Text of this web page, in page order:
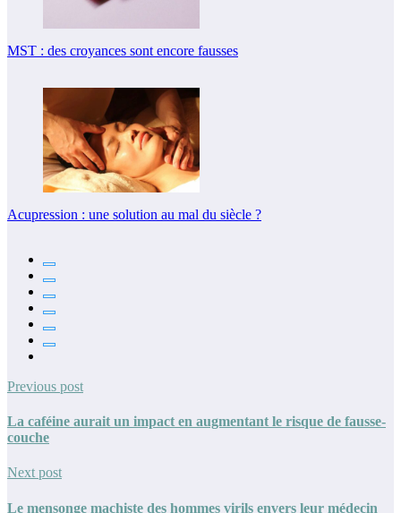
MST : des croyances sont encore fausses
Acupression : une solution au mal du siècle ?
Previous post
La caféine aurait un impact en augmentant le risque de fausse-
couche
Next post
Le mensonge machiste des hommes virils envers leur médecin